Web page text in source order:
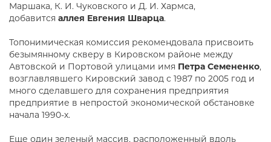
Маршака, К. И. Чуковского и Д. И. Хармса,
добавится аллея Евгения Шварца.
Топонимическая комиссия рекомендовала присвоить
безымянному скверу в Кировском районе между
Автовской и Портовой улицами имя Петра Семененко,
возглавлявшего Кировский завод с 1987 по 2005 год и
много сделавшего для сохранения предприятия
предприятие в непростой экономической обстановке
начала 1990-х.
Еще один зеленый массив, расположенный вдоль